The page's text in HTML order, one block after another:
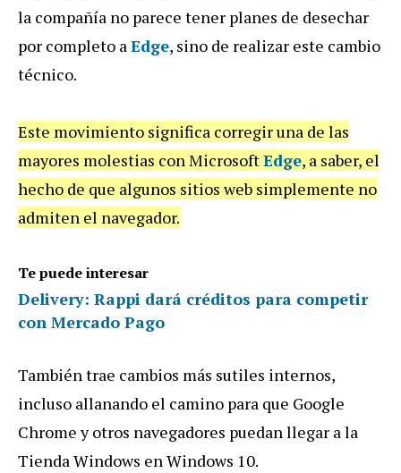
la compañía no parece tener planes de desechar
por completo aEdge, sino de realizar este cambio
técnico.
Este movimiento significa corregir una de las
mayores molestias con MicrosoftEdge, a saber, el
hecho de que algunos sitios web simplemente no
admiten el navegador.
Te puede interesar
Delivery: Rappi dará créditos para competir
con Mercado Pago
También trae cambios más sutiles internos,
incluso allanando el camino para que Google
Chrome y otros navegadores puedan llegar a la
Tienda Windows en Windows 10.